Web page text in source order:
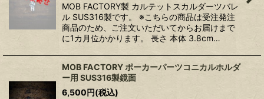
MOB FACTORY製 カルテットスカルダーツバレ
ル SUS316製です。 ※こちらの商品は受注発注
商品のため、ご注文いただいてからお届けまで
に1カ月位かかります。 長さ 本体 3.8cm…
MOB FACTORY ポーカーパーツコニカルホルダ
ー用 SUS316製鏡面
6,500円(税込)